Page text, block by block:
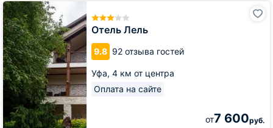
Отель Лель
9.8 92 отзыва гостей
Уфа, 4 км от центра
Оплата на сайте
от7 600руб.
Отель
Лель